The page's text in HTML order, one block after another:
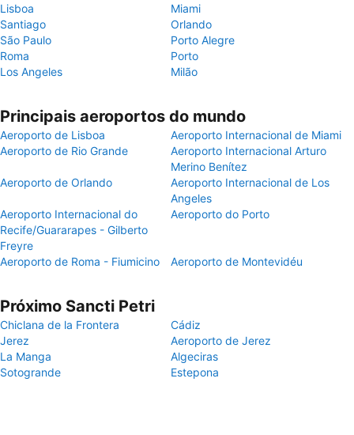
Lisboa
Miami
Santiago
Orlando
São Paulo
Porto Alegre
Roma
Porto
Los Angeles
Milão
Principais aeroportos do mundo
Aeroporto de Lisboa
Aeroporto Internacional de Miami
Aeroporto de Rio Grande
Aeroporto Internacional Arturo
Merino Benítez
Aeroporto de Orlando
Aeroporto Internacional de Los
Angeles
Aeroporto Internacional do
Recife/Guararapes - Gilberto
Freyre
Aeroporto do Porto
Aeroporto de Roma - Fiumicino Aeroporto de Montevidéu
Próximo Sancti Petri
Chiclana de la Frontera
Cádiz
Jerez
Aeroporto de Jerez
La Manga
Algeciras
Sotogrande
Estepona